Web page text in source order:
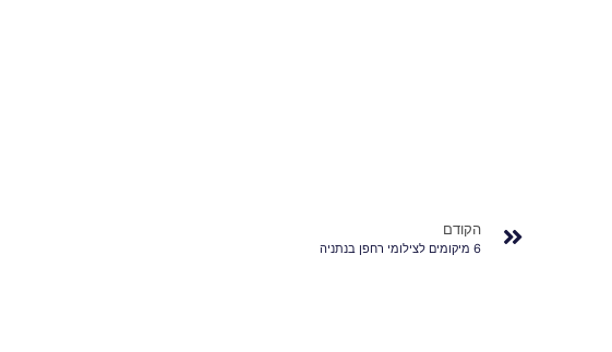
הקודם
6 מיקומים לצילומי רחפן בנתניה